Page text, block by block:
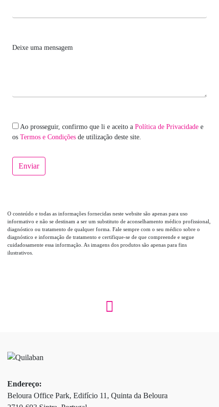
Deixe uma mensagem
Ao prosseguir, confirmo que li e aceito a Política de Privacidade e
os Termos e Condições de utilização deste site.
Enviar
O conteúdo e todas as informações fornecidas neste website são apenas para uso
informativo e não se destinam a ser um substituto de aconselhamento médico profissional,
diagnóstico ou tratamento de qualquer forma. Fale sempre com o seu médico sobre o
diagnóstico e informação de tratamento e certifique-se de que compreende e segue
cuidadosamente essa informação. As imagens dos produtos são apenas para fins
ilustrativos.
Endereço:
Beloura Office Park, Edifício 11, Quinta da Beloura